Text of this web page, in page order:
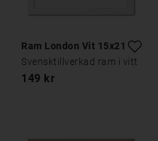
Ram London Vit 15x21
Svensktillverkad ram i vitt
149 kr